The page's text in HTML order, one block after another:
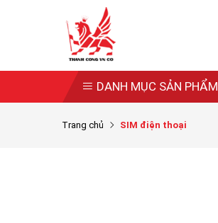
DANH MỤC SẢN PHẨM
Trang chủ SIM điện thoại